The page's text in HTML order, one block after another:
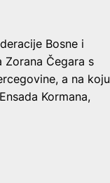
Bosne i
Čegara s
a na koju
Kormana,